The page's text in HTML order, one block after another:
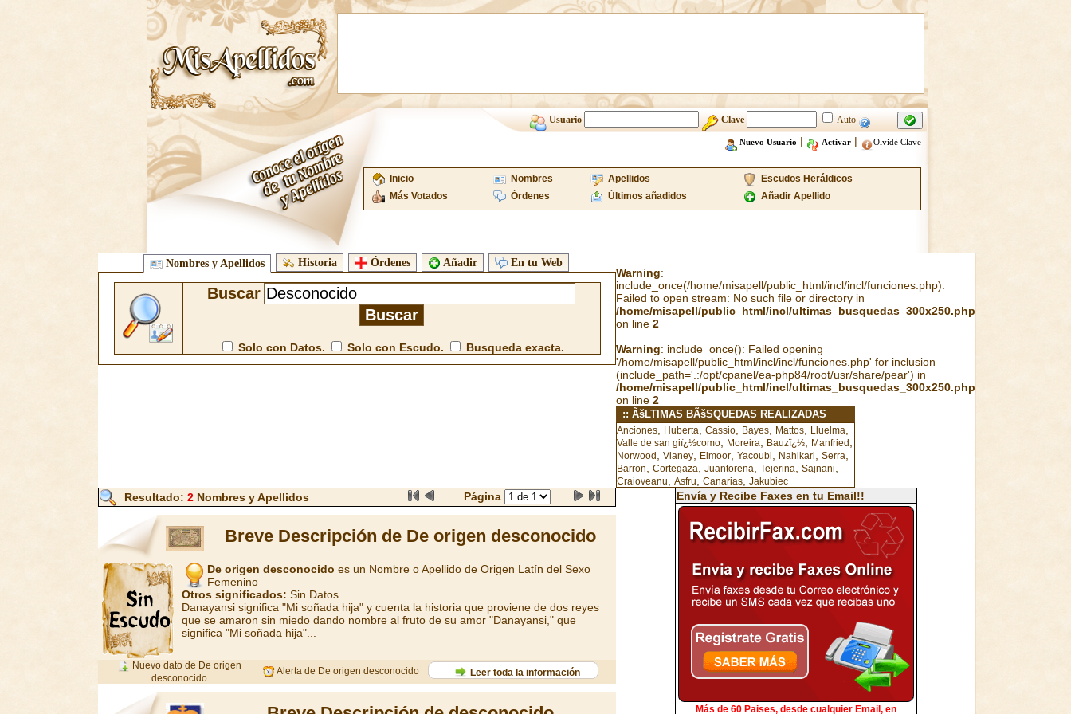
Usuario Clave Auto
Nuevo Usuario | Activar| Olvidé Clave
Inicio Nombres Apellidos
Escudos Heráldicos
Más Votados
Órdenes Últimos añadidos Añadir Apellido
Nombres y Apellidos Historia Órdenes Añadir En tu Web
Buscar
Solo con Datos. Solo con Escudo. Busqueda exacta.
Warning:
include_once(/home/misapell/public_html/incl/incl/funciones.php):
Failed to open stream: No such file or directory in
/home/misapell/public_html/incl/ultimas_busquedas_300x250.php
on line 2
Warning: include_once(): Failed opening
'/home/misapell/public_html/incl/incl/funciones.php' for inclusion
(include_path='.:/opt/cpanel/ea-php84/root/usr/share/pear') in
/home/misapell/public_html/incl/ultimas_busquedas_300x250.php
on line 2
:: ÃšLTIMAS BÃšSQUEDAS REALIZADAS
Anciones Huberta Cassio Bayes Mattos Lluelma
Valle de san giï¿½como Moreira Bauzï¿½ Manfried
Norwood Vianey Elmoor Yacoubi Nahikari Serra
Barron Cortegaza Juantorena Tejerina Sajnani
Craioveanu Asfru Canarias Jakubiec
Resultado: 2 Nombres y Apellidos Página
Breve Descripción de De origen desconocido
De origen desconocido es un Nombre o Apellido de Origen Latín del Sexo
Femenino
Otros significados: Sin Datos
Danayansi significa "Mi soñada hija" y cuenta la historia que proviene de dos reyes
que se amaron sin miedo dando nombre al fruto de su amor "Danayansi," que
significa "Mi soñada hija"...
Nuevo dato de De origen
desconocido
Alerta de De origen desconocido Leer toda la información
Envía y Recibe Faxes en tu Email!!
Más de 60 Paises, desde cualquier Email, en